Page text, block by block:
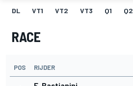
DL VT1 VT2 VT3 Q1 Q2
RACE
POS RIJDER